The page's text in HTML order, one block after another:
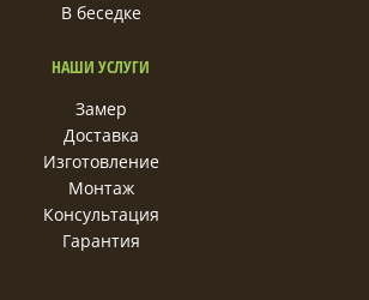
В беседке
НАШИ УСЛУГИ
Замер
Доставка
Изготовление
Монтаж
Консультация
Гарантия